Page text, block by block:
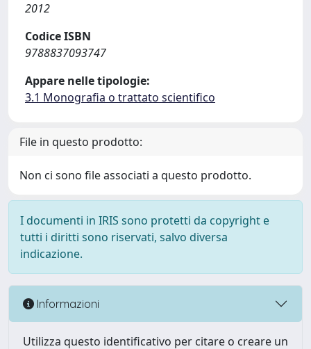
2012
Codice ISBN
9788837093747
Appare nelle tipologie:
3.1 Monografia o trattato scientifico
File in questo prodotto:
Non ci sono file associati a questo prodotto.
I documenti in IRIS sono protetti da copyright e
tutti i diritti sono riservati, salvo diversa
indicazione.
Informazioni
Utilizza questo identificativo per citare o creare un